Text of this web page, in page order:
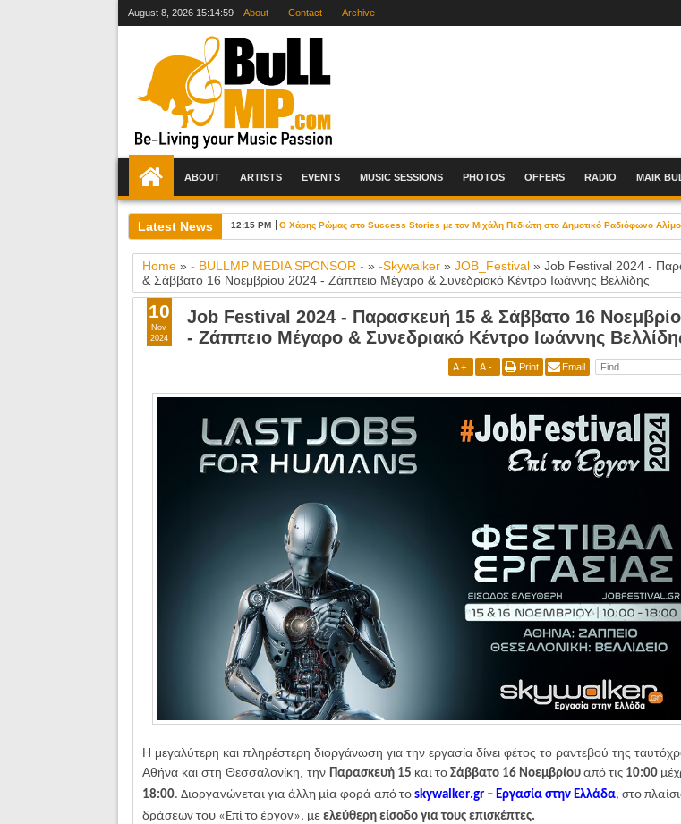
August 8, 2026 15:15:00 About Contact Archive
ABOUT ARTISTS EVENTS MUSIC SESSIONS PHOTOS OFFERS RADIO MAIK
Latest News 12:15 PM Ο Χάρης Ρώμας στο Success Stories με τον Μιχάλη Πεδιώτη στο Δημοτικό Ραδιόφωνο
Home» - BULLMP MEDIA SPONSOR - » -Skywalker» JOB_Festival» Job Festival 2024 -
& Σάββατο 16 Νοεμβρίου 2024 - Zάππειο Μέγαρο & Συνεδριακό Κέντρο Ιωάννης Βελλίδης
Job Festival 2024 - Παρασκευή 15 & Σάββατο 16
- Zάππειο Μέγαρο & Συνεδριακό Κέντρο Ιωάννης
A + A - Print Email
H μεγαλύτερη και πληρέστερη διοργάνωση για την εργασία δίνει φέτος το ραντεβού της
Αθήνα και στη Θεσσαλονίκη, την
Παρασκευή 15 και τοΣάββατο 16 Νοεμβρίου από τις10:00
18:00. Διοργανώνεται για άλλη μία φορά από το skywalker.gr – Εργασία στην Ελλάδα, στο
δράσεών του «Επί το έργον», με ελεύθερη είσοδο για τους επισκέπτες.
10
Nov
2024